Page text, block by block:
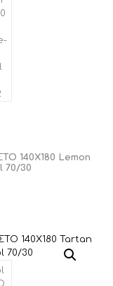
140X180 Lemon
70/30